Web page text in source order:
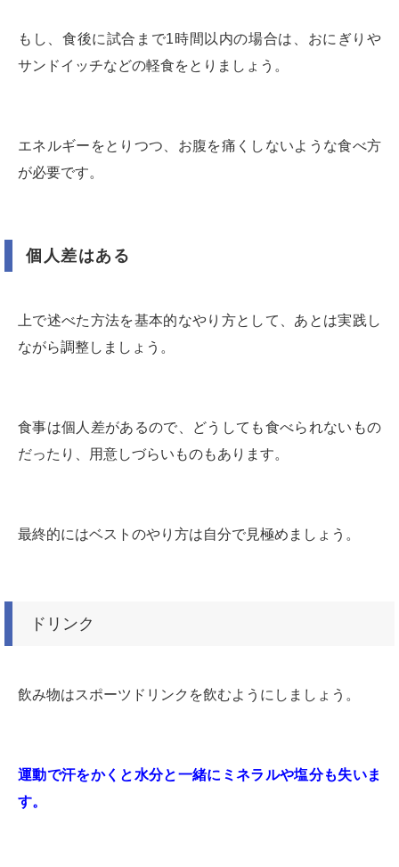
もし、食後に試合まで1時間以内の場合は、おにぎりや
サンドイッチなどの軽食をとりましょう。
エネルギーをとりつつ、お腹を痛くしないような食べ方
が必要です。
個人差はある
上で述べた方法を基本的なやり方として、あとは実践し
ながら調整しましょう。
食事は個人差があるので、どうしても食べられないもの
だったり、用意しづらいものもあります。
最終的にはベストのやり方は自分で見極めましょう。
ドリンク
飲み物はスポーツドリンクを飲むようにしましょう。
運動で汗をかくと水分と一緒にミネラルや塩分も失いま
す。